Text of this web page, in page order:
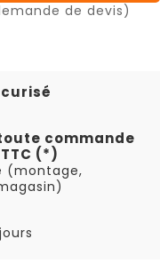
de devis)
toute commande
(*)
(montage,